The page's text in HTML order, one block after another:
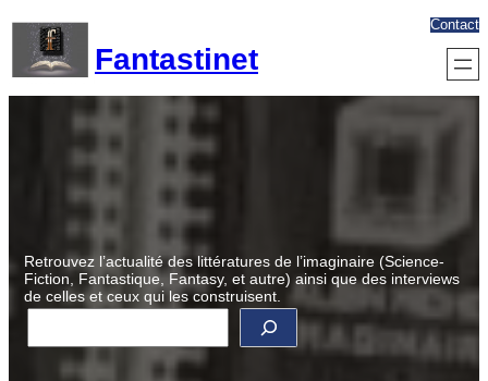
contenu
Fantastinet
Contact
Retrouvez l’actualité des littératures de l’imaginaire (Science-
Fiction, Fantastique, Fantasy, et autre) ainsi que des interviews
de celles et ceux qui les construisent.
R
c